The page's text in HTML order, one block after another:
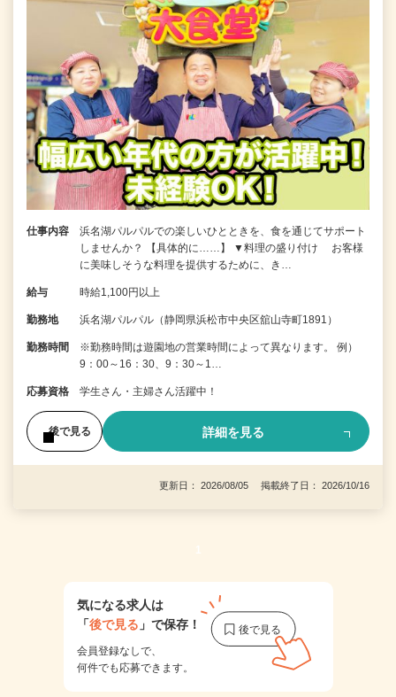
仕事内容
浜名湖パルパルでの楽しいひとときを、食を通じてサポート
しませんか？ 【具体的に……】 ▼料理の盛り付け お客様
に美味しそうな料理を提供するために、き…
給与 時給1,100円以上
勤務地 浜名湖パルパル（静岡県浜松市中央区舘山寺町1891）
勤務時間
※勤務時間は遊園地の営業時間によって異なります。 例）
9：00～16：30、9：30～1…
応募資格 学生さん・主婦さん活躍中！
後で見る 詳細を見る
更新日： 2026/08/05 掲載終了日： 2026/10/16
1
気になる求人は
「後で見る 」で保存！
会員登録なしで、
何件でも応募できます。